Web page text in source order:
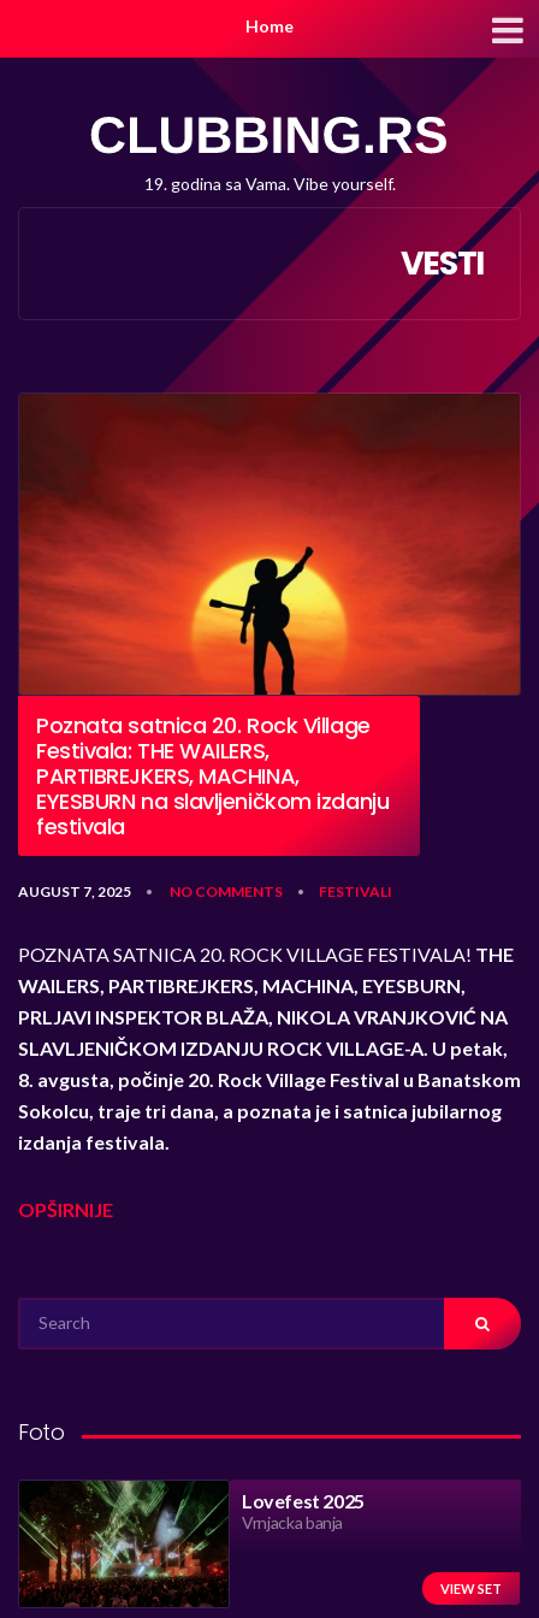
Home
19. godina sa Vama. Vibe yourself.
VESTI
Poznata satnica 20. Rock Village
Festivala: THE WAILERS,
PARTIBREJKERS, MACHINA,
EYESBURN na slavljeničkom izdanju
festivala
AUGUST 7, 2025 • NO COMMENTS • FESTIVALI
POZNATA SATNICA 20. ROCK VILLAGE FESTIVALA! THE
WAILERS, PARTIBREJKERS, MACHINA, EYESBURN,
PRLJAVI INSPEKTOR BLAŽA, NIKOLA VRANJKOVIĆ NA
SLAVLJENIČKOM IZDANJU ROCK VILLAGE-A. U petak,
8. avgusta, počinje 20. Rock Village Festival u Banatskom
Sokolcu, traje tri dana, a poznata je i satnica jubilarnog
izdanja festivala.
OPŠIRNIJE
FOR:
Foto
Lovefest 2025
Vrnjacka banja
VIEW SET